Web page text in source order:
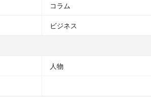
コラム
ビジネス
人物